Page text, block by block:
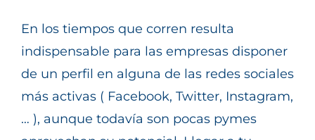
En los tiempos que corren resulta
indispensable para las empresas disponer
de un perfil en alguna de las redes sociales
más activas ( Facebook, Twitter, Instagram,
… ), aunque todavía son pocas pymes